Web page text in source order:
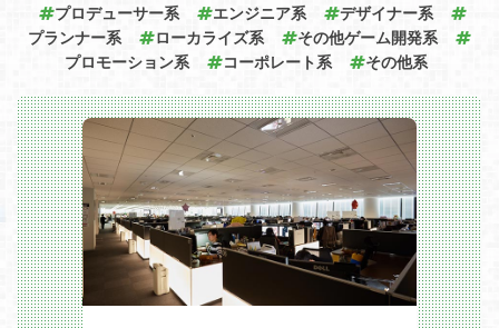
プロデューサー系 エンジニア系
デザイナー系
プランナー系
ローカライズ系
その他ゲーム開発系
プロモーション系
コーポレート系 その他系